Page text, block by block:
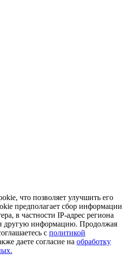
что позволяет улучшить его
предполагает сбор информации
в частности IP-адрес региона
другую информацию. Продолжая
с политикой
даете согласие на обработку